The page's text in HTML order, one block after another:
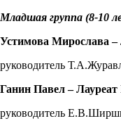
Младшая группа (8-10
Устимова Мирослава –
руководитель
Ганин Павел – Лауреат
руководитель